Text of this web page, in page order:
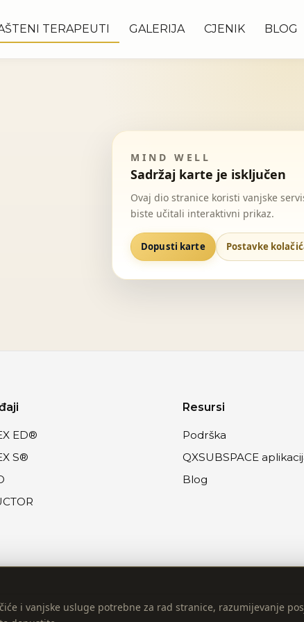
TERAPEUTI GALERIJA CJENIK BLOG
MIND WELL
Sadržaj karte je isključen
Ovaj dio stranice koristi vanjske
biste učitali interaktivni prikaz.
Dopusti karte Postavke
ED®
S®
Resursi
Podrška
QXSUBSPACE
Blog
i vanjske usluge potrebne za rad stranice, razumijevanje